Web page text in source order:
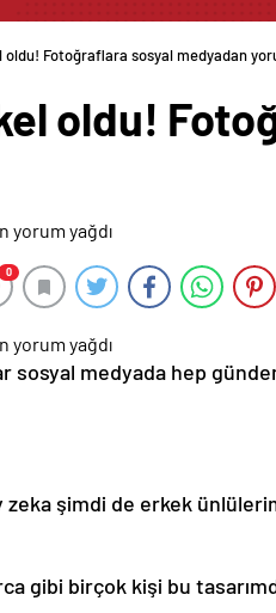
Fotoğraflara sosyal medyadan
oldu!
0
sosyal medyada hep
zeka şimdi de erkek
gibi birçok kişi bu